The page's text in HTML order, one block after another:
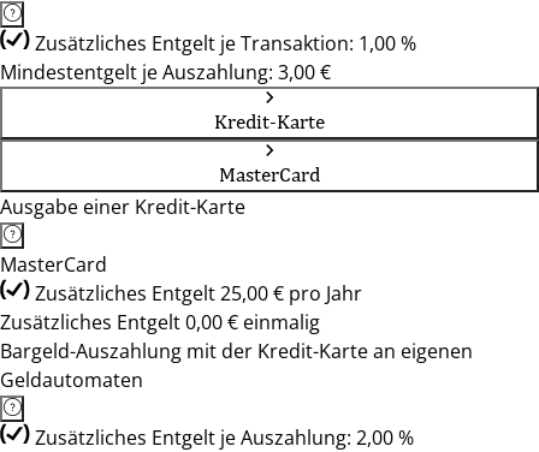
Zusätzliches Entgelt je Transaktion: 1,00 %
Mindestentgelt je Auszahlung: 3,00 €
Kredit-Karte
MasterCard
Ausgabe einer Kredit-Karte
MasterCard
Zusätzliches Entgelt 25,00 € pro Jahr
Zusätzliches Entgelt 0,00 € einmalig
Bargeld-Auszahlung mit der Kredit-Karte an eigenen
Geldautomaten
Zusätzliches Entgelt je Auszahlung: 2,00 %